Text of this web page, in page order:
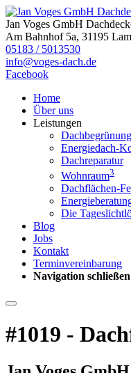
Jan Voges GmbH
Am Bahnhof 5a, 31195
05183 / 5013530
info@voges-dach.de
Facebook
Home
Über uns
Leistungen
Energiedach-
Dachreparatur
Wohnraum3
Dachflächen-
Die
Blog
Jobs
Kontakt
Terminvereinbarung
Navigation schließen
#1019 -